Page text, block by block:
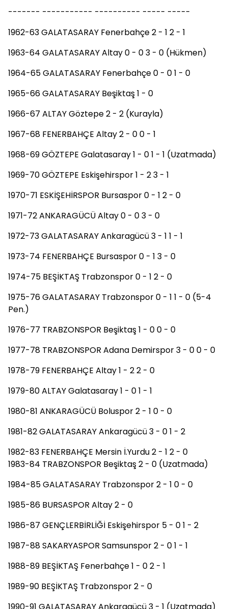
------- ----------- ---------- ----- -----
1962-63 GALATASARAY Fenerbahçe 2 - 1 2 - 1
1963-64 GALATASARAY Altay 0 - 0 3 - 0 (Hükmen)
1964-65 GALATASARAY Fenerbahçe 0 - 0 1 - 0
1965-66 GALATASARAY Beşiktaş 1 - 0
1966-67 ALTAY Göztepe 2 - 2 (Kurayla)
1967-68 FENERBAHÇE Altay 2 - 0 0 - 1
1968-69 GÖZTEPE Galatasaray 1 - 0 1 - 1 (Uzatmada)
1969-70 GÖZTEPE Eskişehirspor 1 - 2 3 - 1
1970-71 ESKİŞEHİRSPOR Bursaspor 0 - 1 2 - 0
1971-72 ANKARAGÜCÜ Altay 0 - 0 3 - 0
1972-73 GALATASARAY Ankaragücü 3 - 1 1 - 1
1973-74 FENERBAHÇE Bursaspor 0 - 1 3 - 0
1974-75 BEŞİKTAŞ Trabzonspor 0 - 1 2 - 0
1975-76 GALATASARAY Trabzonspor 0 - 1 1 - 0 (5-4
Pen.)
1976-77 TRABZONSPOR Beşiktaş 1 - 0 0 - 0
1977-78 TRABZONSPOR Adana Demirspor 3 - 0 0 - 0
1978-79 FENERBAHÇE Altay 1 - 2 2 - 0
1979-80 ALTAY Galatasaray 1 - 0 1 - 1
1980-81 ANKARAGÜCÜ Boluspor 2 - 1 0 - 0
1981-82 GALATASARAY Ankaragücü 3 - 0 1 - 2
1982-83 FENERBAHÇE Mersin İ.Yurdu 2 - 1 2 - 0
1983-84 TRABZONSPOR Beşiktaş 2 - 0 (Uzatmada)
1984-85 GALATASARAY Trabzonspor 2 - 1 0 - 0
1985-86 BURSASPOR Altay 2 - 0
1986-87 GENÇLERBİRLİĞİ Eskişehirspor 5 - 0 1 - 2
1987-88 SAKARYASPOR Samsunspor 2 - 0 1 - 1
1988-89 BEŞİKTAŞ Fenerbahçe 1 - 0 2 - 1
1989-90 BEŞİKTAŞ Trabzonspor 2 - 0